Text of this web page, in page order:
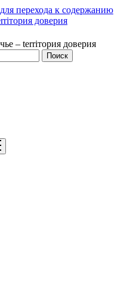
перехода к содержанию
доверия
– terriтория доверия